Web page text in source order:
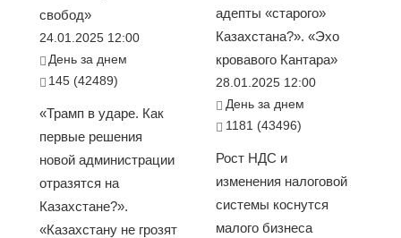
свобод»
24.01.2025 12:00
День за днем
145 (42489)
«Трамп в ударе. Как
первые решения
новой администрации
отразятся на
Казахстане?».
«Казахстану не грозят
адепты «старого»
Казахстана?». «Эхо
кровавого Кантара»
28.01.2025 12:00
День за днем
1181 (43496)
Рост НДС и
изменения налоговой
системы коснутся
малого бизнеса